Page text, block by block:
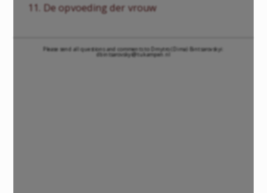
11. De opvoeding der vrouw
Please send all questions and comments to Dmytro (Dima) Bintsarovskyi:
dbintsarovskyi@tukampen.nl